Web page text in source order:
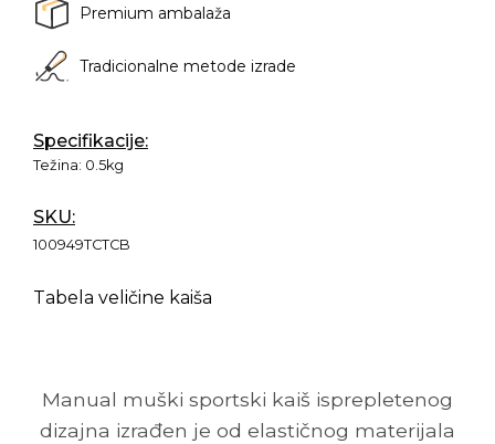
Premium ambalaža
Tradicionalne metode izrade
Specifikacije:
Težina: 0.5kg
SKU:
100949TCTCB
Tabela veličine kaiša
Manual muški sportski kaiš isprepletenog
dizajna izrađen je od elastičnog materijala